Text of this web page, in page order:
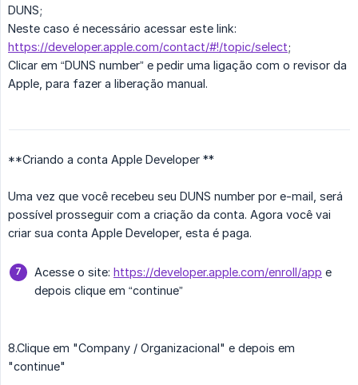
DUNS;
Neste caso é necessário acessar este link:
https://developer.apple.com/contact/#!/topic/select;
Clicar em “DUNS number” e pedir uma ligação com o revisor da
Apple, para fazer a liberação manual.
**Criando a conta Apple Developer **
Uma vez que você recebeu seu DUNS number por e-mail, será
possível prosseguir com a criação da conta. Agora você vai
criar sua conta Apple Developer, esta é paga.
Acesse o site: https://developer.apple.com/enroll/app e
depois clique em “continue”
8.Clique em "Company / Organizacional" e depois em
"continue"